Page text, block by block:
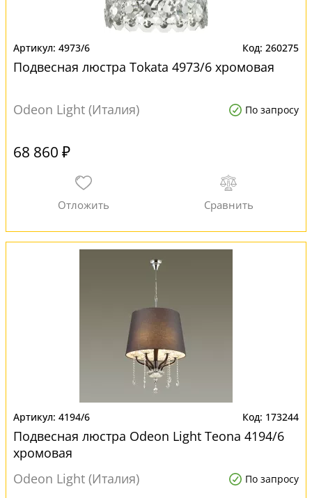
4973/6 260275
Подвесная люстра Tokata 4973/6 хромовая
Odeon Light (Италия) По запросу
68 860 ₽
4194/6 173244
Подвесная люстра Odeon Light Teona 4194/6
хромовая
Odeon Light (Италия)
По запросу